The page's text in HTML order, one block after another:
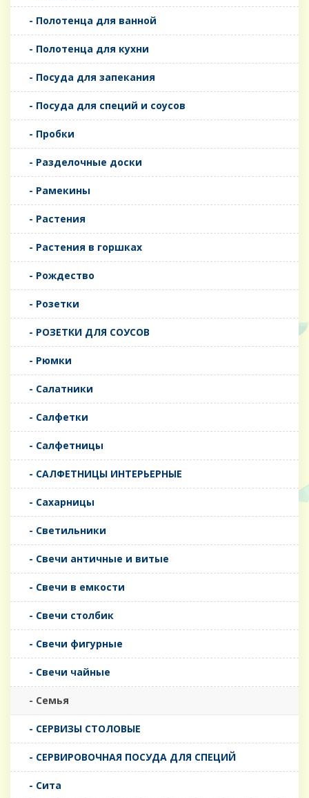
- Полотенца для ванной
- Полотенца для кухни
- Посуда для запекания
- Посуда для специй и соусов
- Пробки
- Разделочные доски
- Рамекины
- Растения
- Растения в горшках
- Рождество
- Розетки
- РОЗЕТКИ ДЛЯ СОУСОВ
- Рюмки
- Салатники
- Салфетки
- Салфетницы
- САЛФЕТНИЦЫ ИНТЕРЬЕРНЫЕ
- Сахарницы
- Светильники
- Свечи античные и витые
- Свечи в емкости
- Свечи столбик
- Свечи фигурные
- Свечи чайные
- Семья
- СЕРВИЗЫ СТОЛОВЫЕ
- СЕРВИРОВОЧНАЯ ПОСУДА ДЛЯ СПЕЦИЙ
- Сита